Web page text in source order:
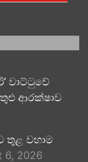
වාට්ටුවේ
ආරක්ෂාව
තුළ වහාම
6, 2026